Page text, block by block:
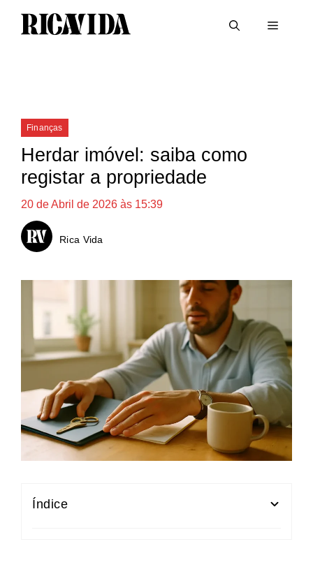
Categorias
Finanças
Herdar imóvel: saiba como
registar a propriedade
20 de Abril de 2026 às 15:39
Rica Vida
Índice